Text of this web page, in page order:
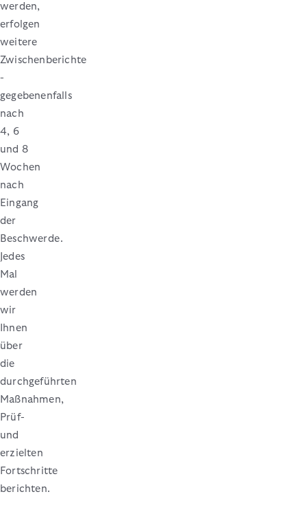
werden,
erfolgen
weitere
Zwischenberichte
-
gegebenenfalls
nach
4, 6
und 8
Wochen
nach
Eingang
der
Beschwerde.
Jedes
Mal
werden
wir
Ihnen
über
die
durchgeführten
Maßnahmen,
Prüf-
und
erzielten
Fortschritte
berichten.